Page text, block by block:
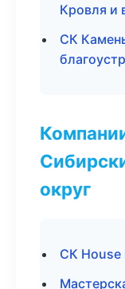
Кровля и
СК
округ
СК House